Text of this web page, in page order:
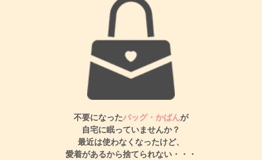
不要になったバッグ・かばんが
自宅に眠っていませんか？
最近は使わなくなったけど、
愛着があるから捨てられない・・・